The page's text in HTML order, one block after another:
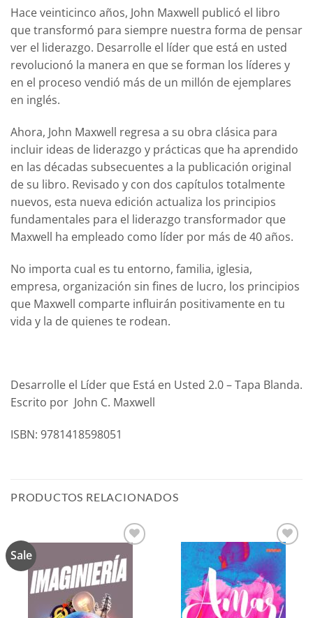
Hace veinticinco años, John Maxwell publicó el libro
que transformó para siempre nuestra forma de pensar
ver el liderazgo. Desarrolle el líder que está en usted
revolucionó la manera en que se forman los líderes y
en el proceso vendió más de un millón de ejemplares
en inglés.
Ahora, John Maxwell regresa a su obra clásica para
incluir ideas de liderazgo y prácticas que ha aprendido
en las décadas subsecuentes a la publicación original
de su libro. Revisado y con dos capítulos totalmente
nuevos, esta nueva edición actualiza los principios
fundamentales para el liderazgo transformador que
Maxwell ha empleado como líder por más de 40 años.
No importa cual es tu entorno, familia, iglesia,
empresa, organización sin fines de lucro, los principios
que Maxwell comparte influirán positivamente en tu
vida y la de quienes te rodean.
Desarrolle el Líder que Está en Usted 2.0 – Tapa Blanda.
Escrito por John C. Maxwell
ISBN: 9781418598051
PRODUCTOS RELACIONADOS
Sale
Añadir
lista de
deseos
Añadir
deseos